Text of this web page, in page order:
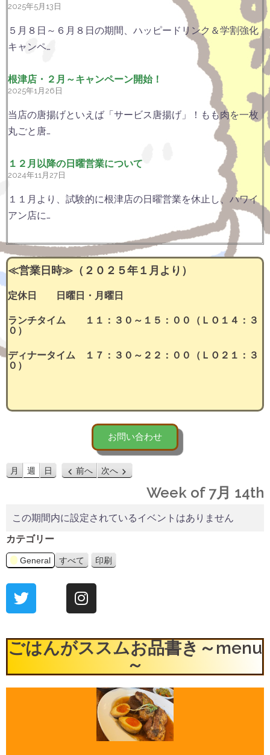
2025年5月13日
５月８日～６月８日の期間、ハッピードリンク＆学割強化
キャンペ…
根津店・２月～キャンペーン開始！
2025年1月26日
当店の唐揚げといえば「サービス唐揚げ」！もも肉を一枚
丸ごと唐…
１２月以降の日曜営業について
2024年11月27日
１１月より、試験的に根津店の日曜営業を休止し、ハワイ
アン店に…
≪営業日時≫（２０２５年１月より）
定休日 日曜日・月曜日
ランチタイム １１：３０～１５：００（ＬＯ１４：３
０）
ディナータイム １７：３０～２２：００（ＬＯ２１：３
０）
お問い合わせ
月 週 日 前へ 次へ
Week of 7月 14th
この期間内に設定されているイベントはありません
カテゴリー
General すべて 印刷
ごはんがススムお品書き～menu
～